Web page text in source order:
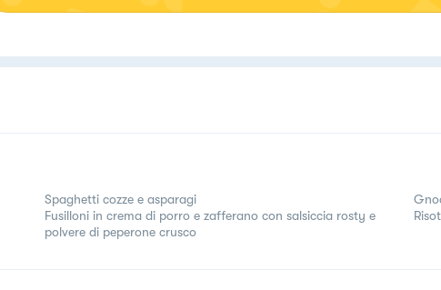
Spaghetti cozze e asparagi
Fusilloni in crema di porro e zafferano con salsiccia rosty e
polvere di peperone crusco